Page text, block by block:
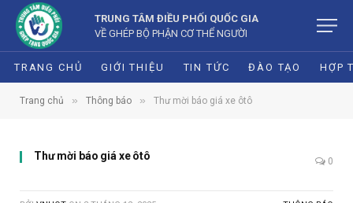
TRUNG TÂM ĐIỀU PHỐI QUỐC GIA
VỀ GHÉP BỘ PHẬN CƠ THỂ NGƯỜI
TRANG CHỦ GIỚI THIỆU TIN TỨC ĐÀO TẠO HỢP
Trang chủ » Thông báo » Thư mời báo giá xe ôtô
Thư mời báo giá xe ôtô 0